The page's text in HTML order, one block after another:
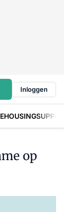
Inloggen
op